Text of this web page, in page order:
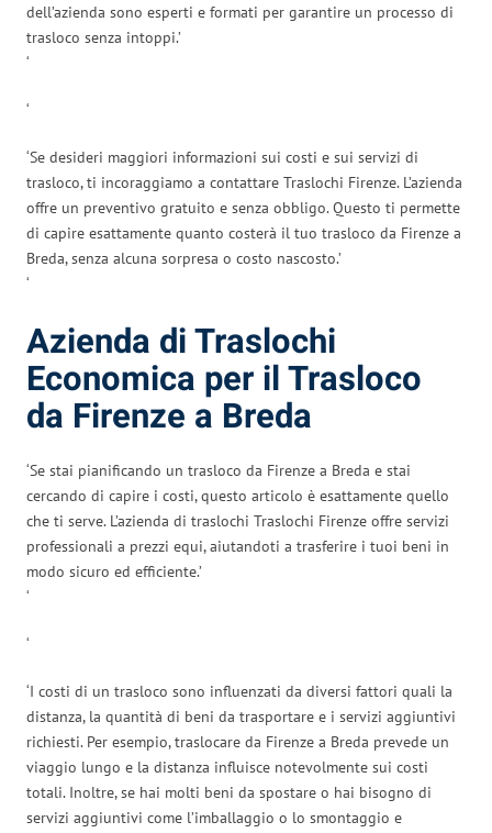
dell’azienda sono esperti e formati per garantire un processo di
trasloco senza intoppi.’
‘
‘
‘Se desideri maggiori informazioni sui costi e sui servizi di
trasloco, ti incoraggiamo a contattare Traslochi Firenze. L’azienda
offre un preventivo gratuito e senza obbligo. Questo ti permette
di capire esattamente quanto costerà il tuo trasloco da Firenze a
Breda, senza alcuna sorpresa o costo nascosto.’
‘
Azienda di Traslochi
Economica per il Trasloco
da Firenze a Breda
‘Se stai pianificando un trasloco da Firenze a Breda e stai
cercando di capire i costi, questo articolo è esattamente quello
che ti serve. L’azienda di traslochi Traslochi Firenze offre servizi
professionali a prezzi equi, aiutandoti a trasferire i tuoi beni in
modo sicuro ed efficiente.’
‘
‘
‘I costi di un trasloco sono influenzati da diversi fattori quali la
distanza, la quantità di beni da trasportare e i servizi aggiuntivi
richiesti. Per esempio, traslocare da Firenze a Breda prevede un
viaggio lungo e la distanza influisce notevolmente sui costi
totali. Inoltre, se hai molti beni da spostare o hai bisogno di
servizi aggiuntivi come l’imballaggio o lo smontaggio e